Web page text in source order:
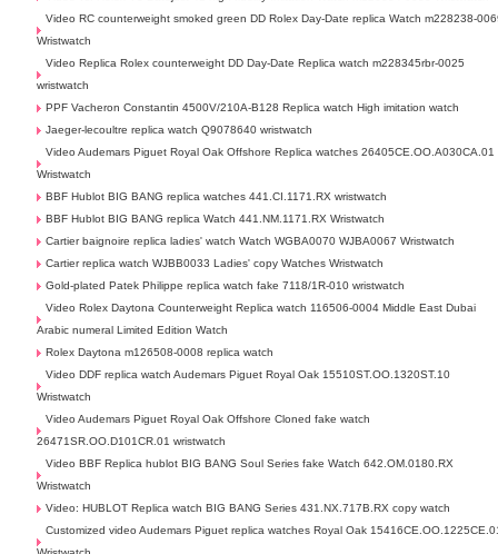
Video RC counterweight smoked green DD Rolex Day-Date replica Watch m228238-
Wristwatch
Video Replica Rolex counterweight DD Day-Date Replica watch m228345rbr-0025
wristwatch
PPF Vacheron Constantin 4500V/210A-B128 Replica watch High imitation watch
Jaeger-lecoultre replica watch Q9078640 wristwatch
Video Audemars Piguet Royal Oak Offshore Replica watches 26405CE.OO.A030CA.01
Wristwatch
BBF Hublot BIG BANG replica watches 441.CI.1171.RX wristwatch
BBF Hublot BIG BANG replica Watch 441.NM.1171.RX Wristwatch
Cartier baignoire replica ladies' watch Watch WGBA0070 WJBA0067 Wristwatch
Cartier replica watch WJBB0033 Ladies' copy Watches Wristwatch
Gold-plated Patek Philippe replica watch fake 7118/1R-010 wristwatch
Video Rolex Daytona Counterweight Replica watch 116506-0004 Middle East Dubai
Arabic numeral Limited Edition Watch
Rolex Daytona m126508-0008 replica watch
Video DDF replica watch Audemars Piguet Royal Oak 15510ST.OO.1320ST.10
Wristwatch
Video Audemars Piguet Royal Oak Offshore Cloned fake watch
26471SR.OO.D101CR.01 wristwatch
Video BBF Replica hublot BIG BANG Soul Series fake Watch 642.OM.0180.RX
Wristwatch
Video: HUBLOT Replica watch BIG BANG Series 431.NX.717B.RX copy watch
Customized video Audemars Piguet replica watches Royal Oak